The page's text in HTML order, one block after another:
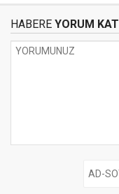
HABERE YORUM KAT